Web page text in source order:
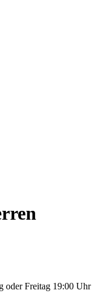
oder Freitag 19:00 Uhr